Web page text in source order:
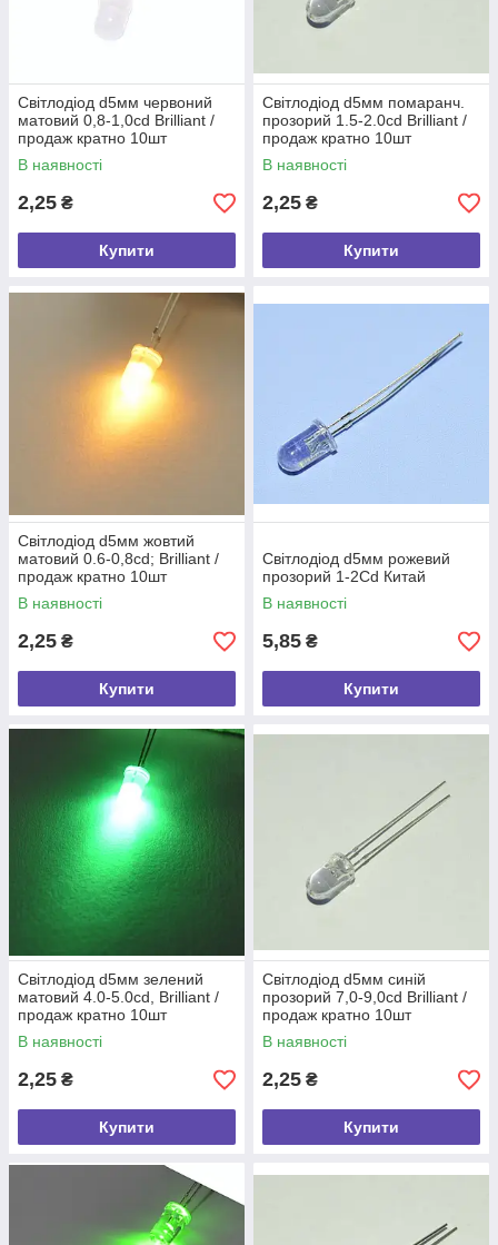
Світлодіод d5мм червоний
матовий 0,8-1,0cd Brilliant /
продаж кратно 10шт
В наявності
2,25 ₴
Купити
Світлодіод d5мм помаранч.
прозорий 1.5-2.0сd Brilliant /
продаж кратно 10шт
В наявності
2,25 ₴
Купити
Світлодіод d5мм жовтий
матовий 0.6-0,8cd; Brilliant /
продаж кратно 10шт
В наявності
2,25 ₴
Купити
Світлодіод d5мм рожевий
прозорий 1-2Cd Китай
В наявності
5,85 ₴
Купити
Світлодіод d5мм зелений
матовий 4.0-5.0сd, Brilliant /
продаж кратно 10шт
В наявності
2,25 ₴
Купити
Світлодіод d5мм синій
прозорий 7,0-9,0cd Brilliant /
продаж кратно 10шт
В наявності
2,25 ₴
Купити